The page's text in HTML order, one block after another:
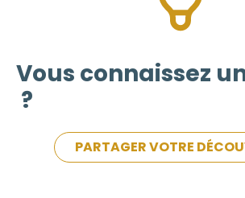
Vous connaissez
?
PARTAGER VOTRE